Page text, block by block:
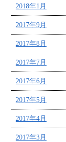
2018年1月
2017年9月
2017年8月
2017年7月
2017年6月
2017年5月
2017年4月
2017年3月